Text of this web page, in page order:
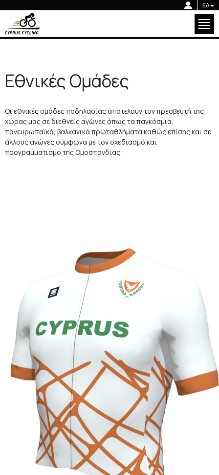
ΕΛ
Ενημέρωση
Διοργανώσεις
Ακαδημία
Κοινωνική Ποδηλασία
Ενημέρωση
Εθνικές Ομάδες
Ακαδημία
Γκάλερυ
Επικοινωνία
Εθνικές Ομάδες
Οι εθνικές ομάδες ποδηλασίας αποτελούν τον πρεσβευτή της
χώρας μας σε διεθνείς αγώνες όπως τα παγκόσμια,
πανευρωπαϊκά, βαλκανικά πρωταθλήματα καθώς επίσης και σε
άλλους αγώνες σύμφωνα με τον σχεδιασμό και
προγραμματισμό της Ομοσπονδίας.